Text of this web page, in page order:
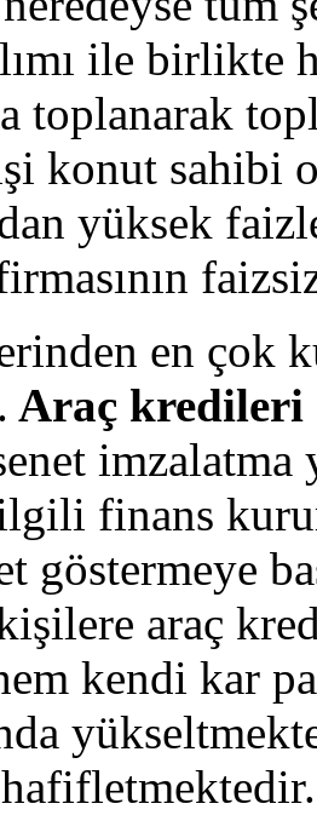
ile birlikte
toplanarak
konut sahibi
yüksek
en çok
Araç kredileri
finans
göstermeye
araç
kendi kar